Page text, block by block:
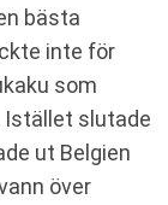
bästa
inte för
som
Istället slutade
ut Belgien
över